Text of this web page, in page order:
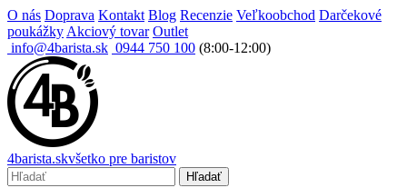
O nás Doprava Kontakt Blog Recenzie Veľkoobchod Darčekové
poukážky Akciový tovar Outlet
info@4barista.sk 0944 750 100 (8:00-12:00)
4barista.skvšetko pre baristov
Hľadať